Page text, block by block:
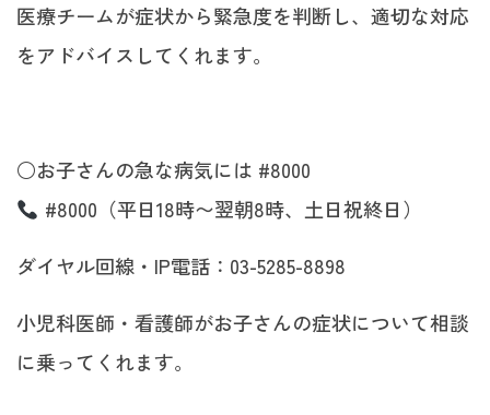
医療チームが症状から緊急度を判断し、適切な対応
をアドバイスしてくれます。
○お子さんの急な病気には #8000
#8000（平日18時〜翌朝8時、土日祝終日）
ダイヤル回線・IP電話：03-5285-8898
小児科医師・看護師がお子さんの症状について相談
に乗ってくれます。